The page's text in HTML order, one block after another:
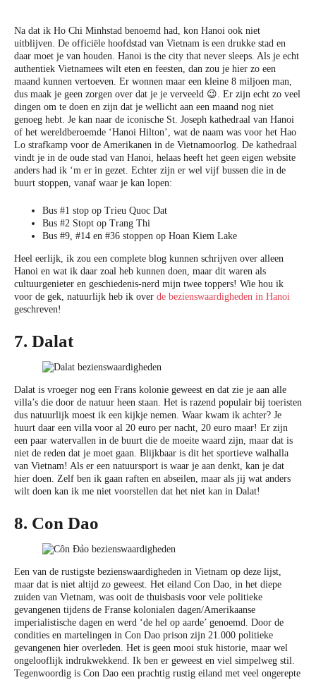
Na dat ik Ho Chi Minhstad benoemd had, kon Hanoi ook niet
uitblijven. De officiële hoofdstad van Vietnam is een drukke stad en
daar moet je van houden. Hanoi is the city that never sleeps. Als je echt
authentiek Vietnamees wilt eten en feesten, dan zou je hier zo een
maand kunnen vertoeven. Er wonnen maar een kleine 8 miljoen man,
dus maak je geen zorgen over dat je je verveeld 😉. Er zijn echt zo veel
dingen om te doen en zijn dat je wellicht aan een maand nog niet
genoeg hebt. Je kan naar de iconische St. Joseph kathedraal van Hanoi
of het wereldberoemde ‘Hanoi Hilton’, wat de naam was voor het Hao
Lo strafkamp voor de Amerikanen in de Vietnamoorlog. De kathedraal
vindt je in de oude stad van Hanoi, helaas heeft het geen eigen website
anders had ik ‘m er in gezet. Echter zijn er wel vijf bussen die in de
buurt stoppen, vanaf waar je kan lopen:
Bus #1 stop op Trieu Quoc Dat
Bus #2 Stopt op Trang Thi
Bus #9, #14 en #36 stoppen op Hoan Kiem Lake
Heel eerlijk, ik zou een complete blog kunnen schrijven over alleen
Hanoi en wat ik daar zoal heb kunnen doen, maar dit waren als
cultuurgenieter en geschiedenis-nerd mijn twee toppers! Wie hou ik
voor de gek, natuurlijk heb ik over de bezienswaardigheden in Hanoi
geschreven!
7. Dalat
Dalat is vroeger nog een Frans kolonie geweest en dat zie je aan alle
villa’s die door de natuur heen staan. Het is razend populair bij toeristen
dus natuurlijk moest ik een kijkje nemen. Waar kwam ik achter? Je
huurt daar een villa voor al 20 euro per nacht, 20 euro maar! Er zijn
een paar watervallen in de buurt die de moeite waard zijn, maar dat is
niet de reden dat je moet gaan. Blijkbaar is dit het sportieve walhalla
van Vietnam! Als er een natuursport is waar je aan denkt, kan je dat
hier doen. Zelf ben ik gaan raften en abseilen, maar als jij wat anders
wilt doen kan ik me niet voorstellen dat het niet kan in Dalat!
8. Con Dao
Een van de rustigste bezienswaardigheden in Vietnam op deze lijst,
maar dat is niet altijd zo geweest. Het eiland Con Dao, in het diepe
zuiden van Vietnam, was ooit de thuisbasis voor vele politieke
gevangenen tijdens de Franse kolonialen dagen/Amerikaanse
imperialistische dagen en werd ‘de hel op aarde’ genoemd. Door de
condities en martelingen in Con Dao prison zijn 21.000 politieke
gevangenen hier overleden. Het is geen mooi stuk historie, maar wel
ongelooflijk indrukwekkend. Ik ben er geweest en viel simpelweg stil.
Tegenwoordig is Con Dao een prachtig rustig eiland met veel ongerepte